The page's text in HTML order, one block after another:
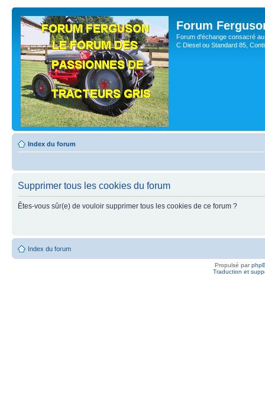
Forum
Forum d'échange consacré
C Diesel ou Standard 85,
Index du forum
Supprimer tous les cookies du forum
Êtes-vous sûr(e) de vouloir supprimer tous les cookies de ce forum ?
Index du forum
Propulsé par
Traduction et